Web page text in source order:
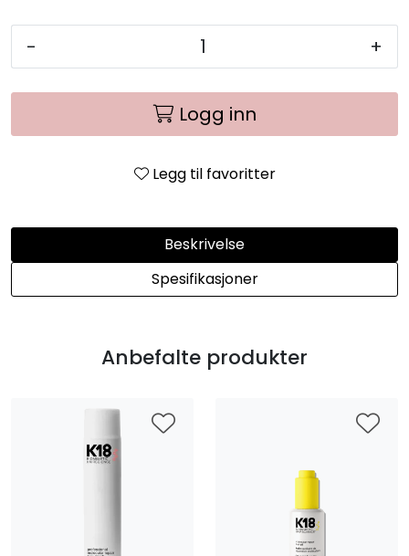
- +
Logg inn
Legg til favoritter
Beskrivelse
Spesifikasjoner
Anbefalte produkter